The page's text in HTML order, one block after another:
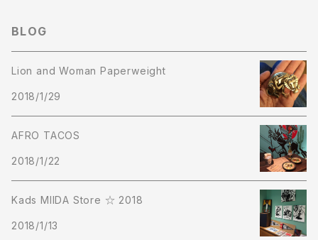
Cap
BLOG
Lion and Woman Paperweight
2018/1/29
AFRO TACOS
2018/1/22
Kads MIIDA Store ☆ 2018
2018/1/13